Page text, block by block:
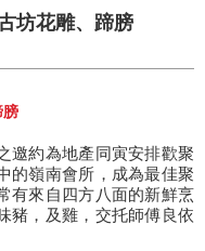
坊花雕、蹄膀
膀
邀約為地產同寅安排歡聚
的嶺南會所，成為最佳聚
有來自四方八面的新鮮烹
豬，及雞，交托師傅良依